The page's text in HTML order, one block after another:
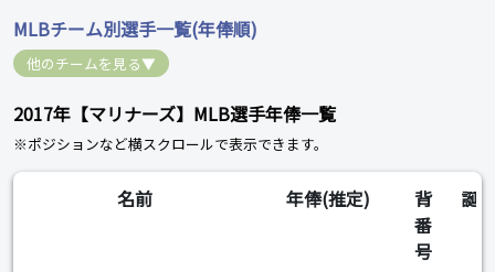
MLBチーム別選手一覧(年俸順)
他のチームを見る▼
2017年【マリナーズ】MLB選手年俸一覧
※ポジションなど横スクロールで表示できます。
名前 年俸(推定)
背
番
号
誕